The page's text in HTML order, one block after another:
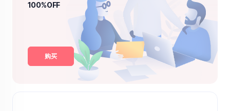
100%OFF
购买